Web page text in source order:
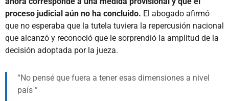
proceso judicial aún no ha concluido. El abogado afirmó
que no esperaba que la tutela tuviera la repercusión nacional
que alcanzó y reconoció que le sorprendió la amplitud de la
decisión adoptada por la jueza.
No pensé que fuera a tener esas dimensiones a nivel
país